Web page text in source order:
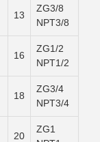
13
ZG3/8
NPT3/8
16
ZG1/2
NPT1/2
18
ZG3/4
NPT3/4
20
ZG1